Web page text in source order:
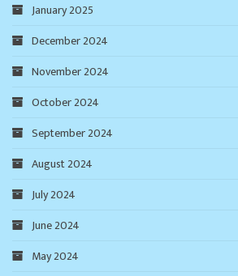
January 2025
December 2024
November 2024
October 2024
September 2024
August 2024
July 2024
June 2024
May 2024